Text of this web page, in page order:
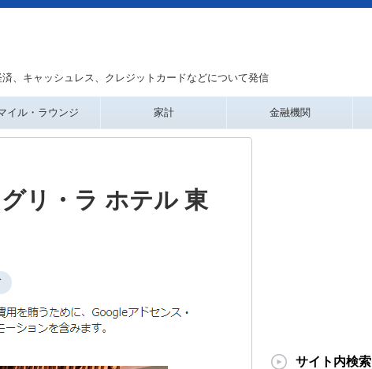
、キャッシュレス、クレジットカードなどについて発信
イル・ラウンジ 家計 金融機関
リ・ラ ホテル 東
サイト内検索